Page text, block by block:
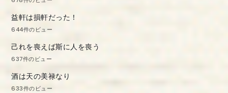
益軒は損軒だった！
644件のビュー
己れを喪えば斯に人を喪う
637件のビュー
酒は天の美禄なり
633件のビュー